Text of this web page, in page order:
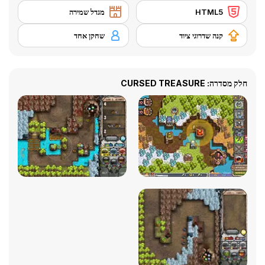
HTML5 מגדל שמירה
קנה שדרוגי ציוד שחקן אחד
חלק מסדרה: CURSED TREASURE